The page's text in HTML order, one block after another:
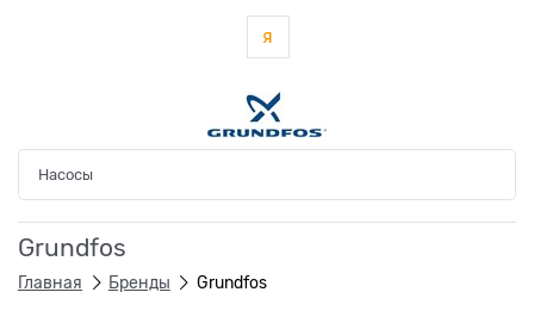
я
Насосы
Grundfos
Главная Бренды Grundfos